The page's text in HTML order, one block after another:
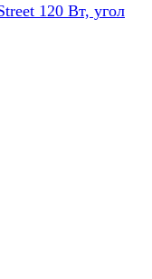
120 Вт, угол